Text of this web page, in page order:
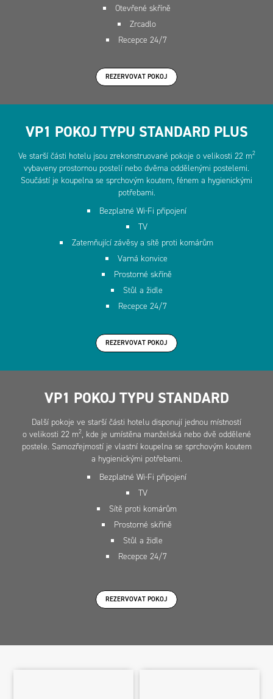
Otevřené skříně
Zrcadlo
Recepce 24/7
REZERVOVAT POKOJ
VP1 POKOJ TYPU STANDARD PLUS
Ve starší části hotelu jsou zrekonstruované pokoje o velikosti 22 m2
vybaveny prostornou postelí nebo dvěma oddělenými postelemi.
Součástí je koupelna se sprchovým koutem, fénem a hygienickými
potřebami.
Bezplatné Wi-Fi připojení
TV
Zatemňující závěsy a sítě proti komárům
Varná konvice
Prostorné skříně
Stůl a židle
Recepce 24/7
REZERVOVAT POKOJ
VP1 POKOJ TYPU STANDARD
Další pokoje ve starší části hotelu disponují jednou místností
o velikosti 22 m2, kde je umístěna manželská nebo dvě oddělené
postele. Samozřejmostí je vlastní koupelna se sprchovým koutem
a hygienickými potřebami.
Bezplatné Wi-Fi připojení
TV
Sítě proti komárům
Prostorné skříně
Stůl a židle
Recepce 24/7
REZERVOVAT POKOJ